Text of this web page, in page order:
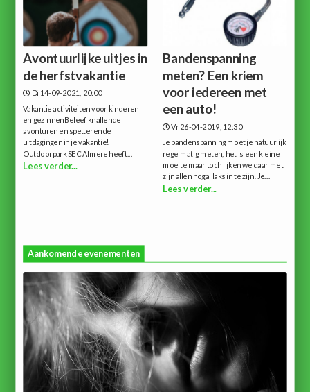
Avontuurlijke uitjes in
de herfstvakantie
Di 14-09-2021, 20:00
Vakantie activiteiten voor kinderen
en gezinnenBeleef knallende
avonturen en spetterende
uitdagingen in je vakantie!
Outdoorpark SEC Almere heeft...
Lees verder...
Bandenspanning
meten? Een kriem
voor iedereen met
een auto!
Vr 26-04-2019, 12:30
Je bandenspanning moet je natuurlijk
regelmatig meten, het is een kleine
moeite maar toch lijken we daar met
zijn allen nogal laks in te zijn!Je...
Lees verder...
Aankomende evenementen